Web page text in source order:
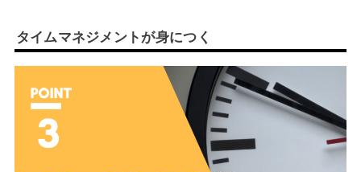
タイムマネジメントが身につく